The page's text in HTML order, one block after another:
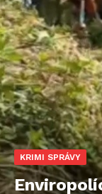
KRIMI SPRÁVY